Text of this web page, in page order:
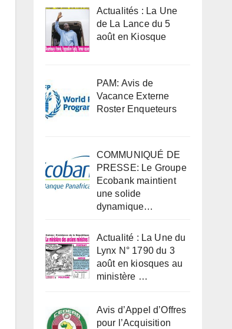
Actualités : La Une
de La Lance du 5
août en Kiosque
PAM: Avis de
Vacance Externe
Roster Enqueteurs
COMMUNIQUÉ DE
PRESSE: Le Groupe
Ecobank maintient
une solide
dynamique…
Actualité : La Une du
Lynx N° 1790 du 3
août en kiosques au
ministère …
Avis d’Appel d’Offres
pour l’Acquisition